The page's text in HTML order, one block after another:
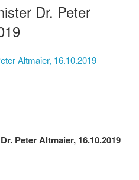
Dr. Peter
Altmaier, 16.10.2019
Peter Altmaier, 16.10.2019